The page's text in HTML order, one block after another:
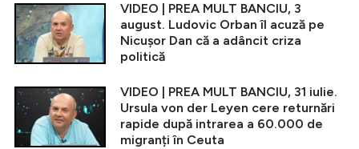
VIDEO | PREA MULT BANCIU, 3
august. Ludovic Orban îl acuză pe
Nicușor Dan că a adâncit criza
politică
VIDEO | PREA MULT BANCIU, 31 iulie.
Ursula von der Leyen cere returnări
rapide după intrarea a 60.000 de
migranți în Ceuta